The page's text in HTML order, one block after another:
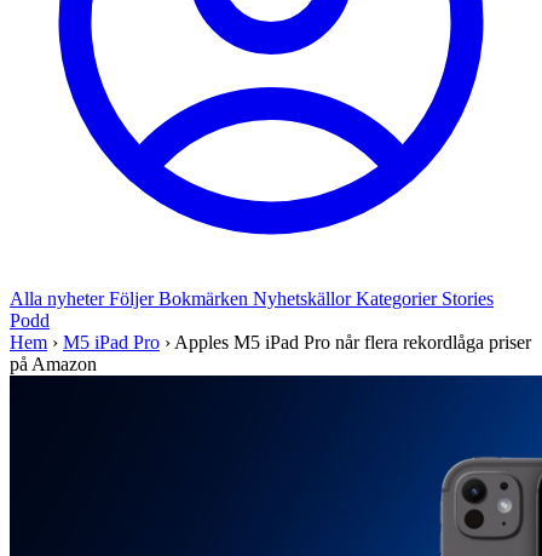
Alla nyheterFöljerBokmärken NyhetskällorKategorier Stories
Podd
Hem › M5 iPad Pro › Apples M5 iPad Pro når flera rekordlåga priser
på Amazon